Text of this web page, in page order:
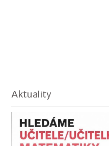
Aktuality